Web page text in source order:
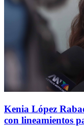
Kenia López
con lineamientos